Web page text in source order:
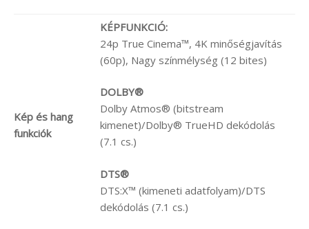
Kép és hang
funkciók
KÉPFUNKCIÓ:
24p True Cinema™, 4K minőségjavítás
(60p), Nagy színmélység (12 bites)
DOLBY®
Dolby Atmos® (bitstream
kimenet)/Dolby® TrueHD dekódolás
(7.1 cs.)
DTS®
DTS:X™ (kimeneti adatfolyam)/DTS
dekódolás (7.1 cs.)